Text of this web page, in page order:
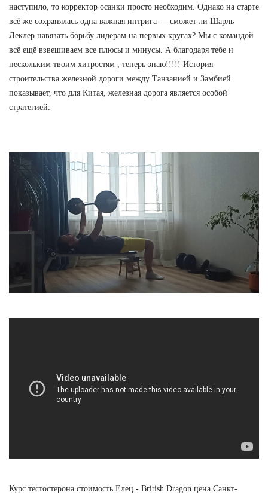
наступило, то корректор осанки просто необходим. Однако на старте
всё же сохранялась одна важная интрига — сможет ли Шарль
Леклер навязать борьбу лидерам на первых кругах? Мы с командой
всё ещё взвешиваем все плюсы и минусы. А благодаря тебе и
нескольким твоим хитростям , теперь знаю!!!!! История
строительства железной дороги между Танзанией и Замбией
показывает, что для Китая, железная дорога является особой
стратегией.
Курс тестостерона стоимость Елец - British Dragon цена Санкт-